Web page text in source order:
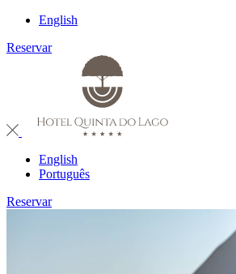
English
Reservar
English
Português
Reservar